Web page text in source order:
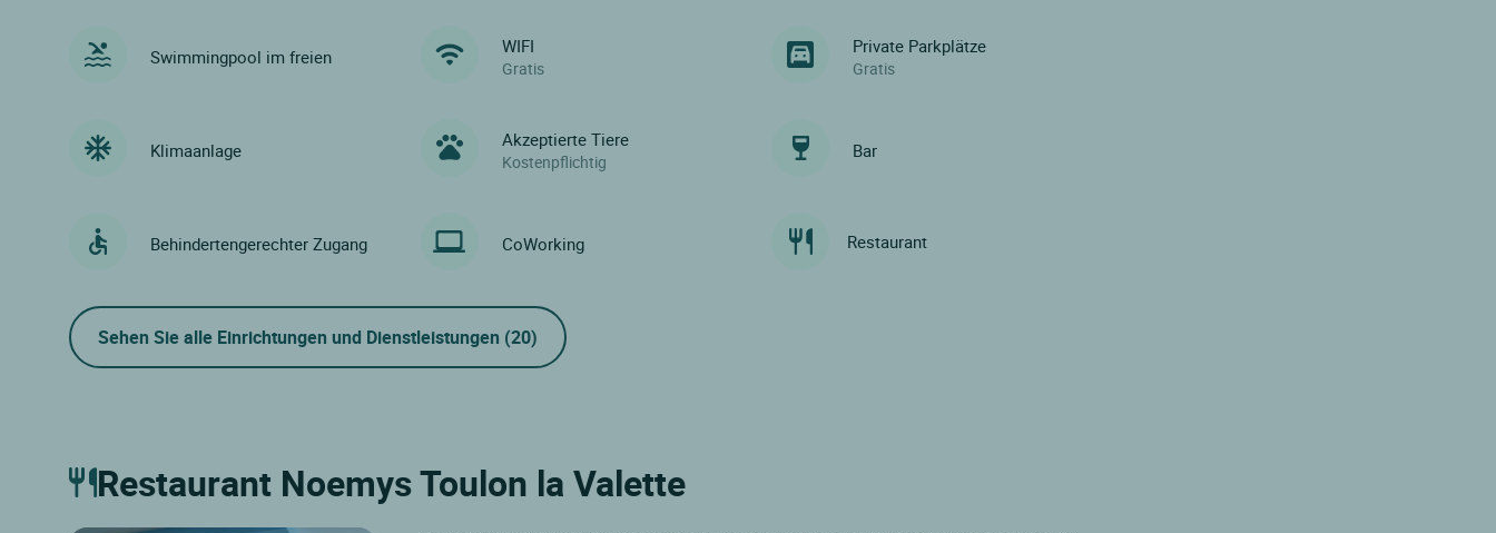
Swimmingpool im freien WIFI
Gratis
Private Parkplätze
Gratis
Klimaanlage Akzeptierte Tiere
Kostenpflichtig
Bar
Behindertengerechter Zugang CoWorking Restaurant
Sehen Sie alle Einrichtungen und Dienstleistungen (20)
Restaurant Noemys Toulon la Valette